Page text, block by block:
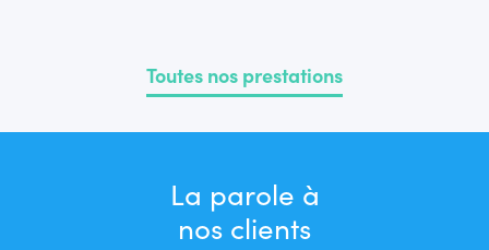
Toutes nos prestations
La parole à
nos clients